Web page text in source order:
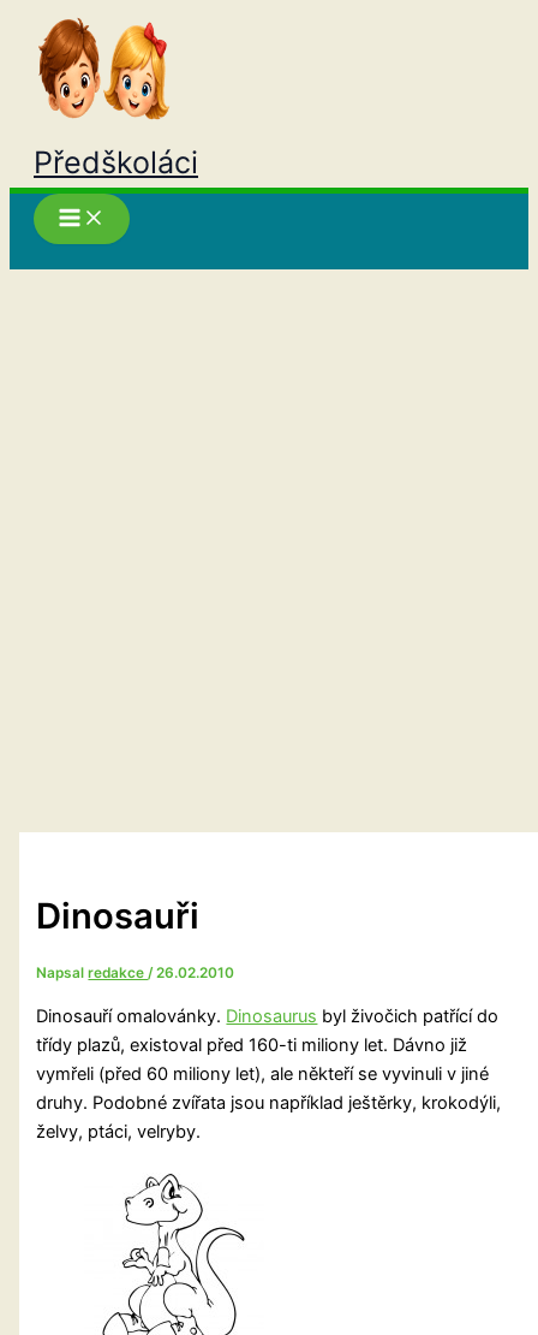
Přeskočit
obsah
Předškoláci
Dinosauři
Napsalredakce/26.02.2010
Dinosauří omalovánky. Dinosaurus byl živočich patřící do
třídy plazů, existoval před 160-ti miliony let. Dávno již
vymřeli (před 60 miliony let), ale někteří se vyvinuli v jiné
druhy. Podobné zvířata jsou například ještěrky, krokodýli,
želvy, ptáci, velryby.